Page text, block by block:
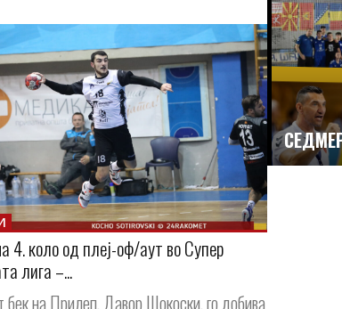
4. коло од плеј-оф/аут во Супер
лига –...
бек на Прилеп, Давор Шокоски, го добива